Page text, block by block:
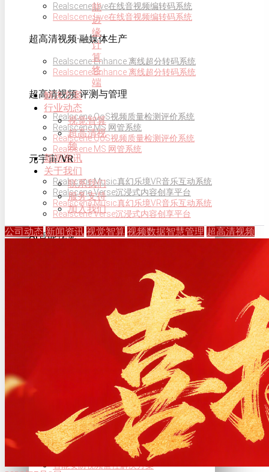
Realscene Live在线音视频编转码系统
Realscene Live在线音视频编转码系统
超高清视频·融媒体生产
Realscene Enhance 离线超分转码系统
Realscene Enhance 离线超分转码系统
超高清视频·评测与管理
Realscene QoS视频质量检测评价系统
Realscene MS 网管系统
Realscene QoS视频质量检测评价系统
Realscene MS 网管系统
元宇宙/VR
Realscene Music真幻乐境VR音乐互动系统
Realscene Verse沉浸式内容创享平台
Realscene Music真幻乐境VR音乐互动系统
Realscene Verse沉浸式内容创享平台
AI智能视觉
8K 超高清VR直播解决方案
超高清智能信息发布解决方案
自由视角360°直播解决方案
8K 超高清VR直播解决方案
超高清智能信息发布解决方案
自由视角360°直播解决方案
监控视频智能压缩解决方案
智能安防视频监控解决方案
监控视频异常行为预警方案
视频资源整合调度解决方案
视频监控安全防护能力管控方案
监控视频智能压缩解决方案
智能安防视频监控解决方案
能
边
缘
计
算
终
端
解决方案
行业动态
视觉智算
超高清视
频
新闻资讯
关于我们
联系我们
服务支持
加入我们
公司动态 新闻资讯 视觉智算 视频数据智慧管理 超高清视频